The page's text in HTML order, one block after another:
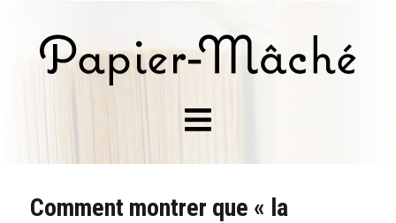
Comment montrer que « la